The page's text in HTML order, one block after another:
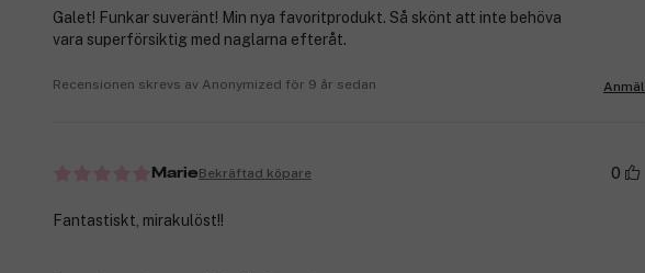
Galet! Funkar suveränt! Min nya favoritprodukt. Så skönt att inte behöva
vara superförsiktig med naglarna efteråt.
Recensionen skrevs av Anonymized för 9 år sedan Anmäl
MarieBekräftad köpare 0
Fantastiskt, mirakulöst!!